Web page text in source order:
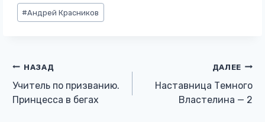
Метки
записи:
#Андрей Красников
Навигация
по
НАЗАД
Учитель по призванию.
Принцесса в бегах
ДАЛЕЕ
Наставница Темного
Властелина — 2